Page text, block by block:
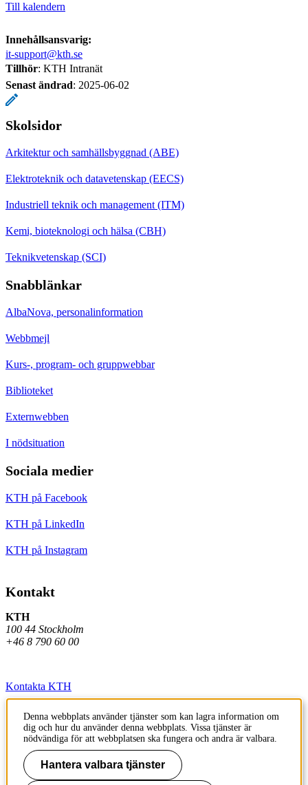
Till kalendern
Innehållsansvarig:
it-support@kth.se
Tillhör: KTH Intranät
Senast ändrad: 2025-06-02
Skolsidor
Arkitektur och samhällsbyggnad (ABE)
Elektroteknik och datavetenskap (EECS)
Industriell teknik och management (ITM)
Kemi, bioteknologi och hälsa (CBH)
Teknikvetenskap (SCI)
Snabblänkar
AlbaNova, personalinformation
Webbmejl
Kurs-, program- och gruppwebbar
Biblioteket
Externwebben
I nödsituation
Sociala medier
KTH på Facebook
KTH på LinkedIn
KTH på Instagram
Kontakt
KTH
100 44 Stockholm
+46 8 790 60 00
Kontakta KTH
Jobba på KTH
Press och media
Faktura och betalning KTH
Denna webbplats använder tjänster som kan lagra information om
dig och hur du använder denna webbplats. Vissa tjänster är
nödvändiga för att webbplatsen ska fungera och andra är valbara.
Hantera valbara tjänster